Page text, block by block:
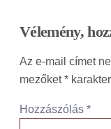
Vélemény,
Az e-mail címet
mezőket*
Hozzászólás *